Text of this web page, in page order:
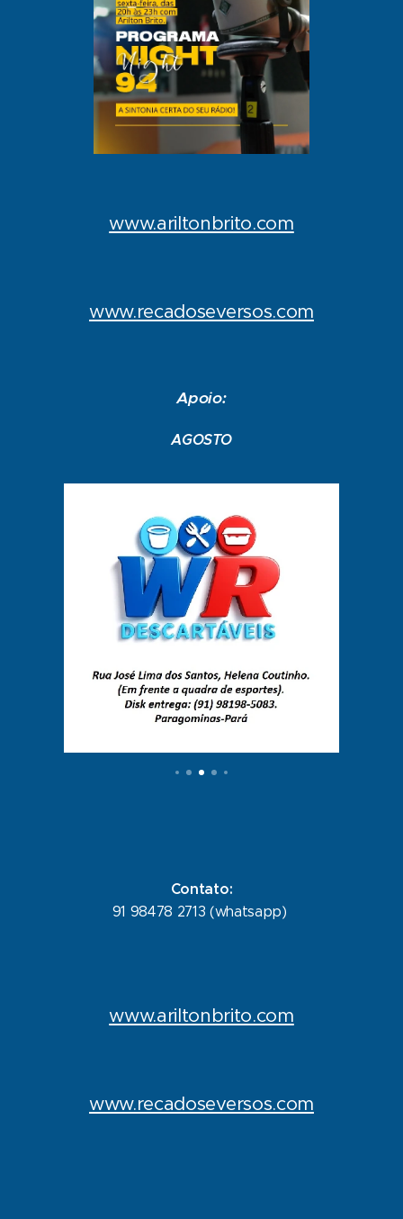
www.ariltonbrito.com
www.recadoseversos.com
Apoio:
AGOSTO
Contato:
91 98478 2713 (whatsapp)
www.ariltonbrito.com
www.recadoseversos.com